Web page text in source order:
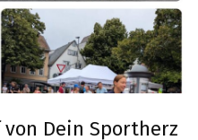
Dein Sportherz